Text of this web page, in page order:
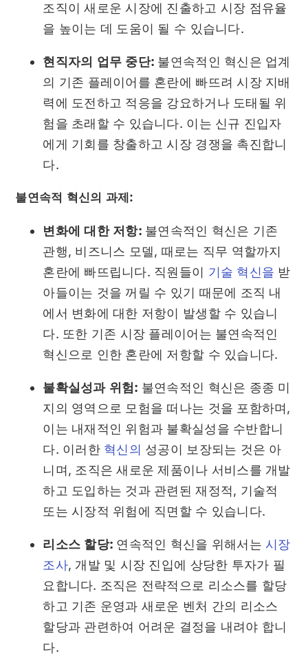
조직이 새로운 시장에 진출하고 시장 점유율
을 높이는 데 도움이 될 수 있습니다.
현직자의 업무 중단: 불연속적인 혁신은 업계
의 기존 플레이어를 혼란에 빠뜨려 시장 지배
력에 도전하고 적응을 강요하거나 도태될 위
험을 초래할 수 있습니다. 이는 신규 진입자
에게 기회를 창출하고 시장 경쟁을 촉진합니
다.
불연속적 혁신의 과제:
변화에 대한 저항:불연속적인 혁신은 기존
관행, 비즈니스 모델, 때로는 직무 역할까지
혼란에 빠뜨립니다. 직원들이 기술 혁신을 받
아들이는 것을 꺼릴 수 있기 때문에 조직 내
에서 변화에 대한 저항이 발생할 수 있습니
다. 또한 기존 시장 플레이어는 불연속적인
혁신으로 인한 혼란에 저항할 수 있습니다.
불확실성과 위험: 불연속적인 혁신은 종종 미
지의 영역으로 모험을 떠나는 것을 포함하며,
이는 내재적인 위험과 불확실성을 수반합니
다. 이러한 혁신의 성공이 보장되는 것은 아
니며, 조직은 새로운 제품이나 서비스를 개발
하고 도입하는 것과 관련된 재정적, 기술적
또는 시장적 위험에 직면할 수 있습니다.
리소스 할당: 연속적인 혁신을 위해서는 시장
조사, 개발 및 시장 진입에 상당한 투자가 필
요합니다. 조직은 전략적으로 리소스를 할당
하고 기존 운영과 새로운 벤처 간의 리소스
할당과 관련하여 어려운 결정을 내려야 합니
다.